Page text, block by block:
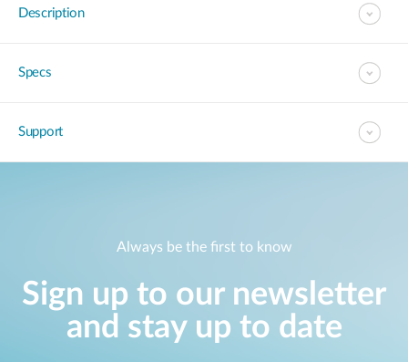
Description
Specs
Support
Always be the first to know
Sign up to our newsletter
and stay up to date